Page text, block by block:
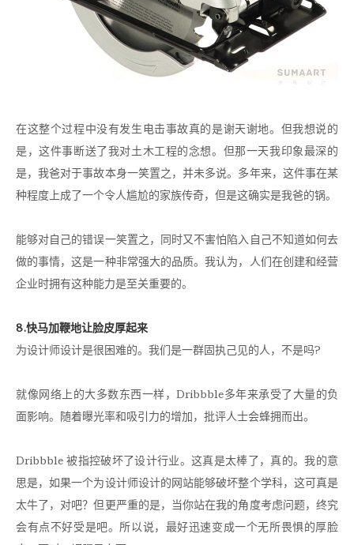
在这整个过程中没有发生电击事故真的是谢天谢地。但我想说的
是，这件事断送了我对土木工程的念想。但那一天我印象最深的
是，我爸对于事故本身一笑置之，并未多说。多年来，这件事在某
种程度上成了一个令人尴尬的家族传奇，但是这确实是我爸的锅。
能够对自己的错误一笑置之，同时又不害怕陷入自己不知道如何去
做的事情，这是一种非常强大的品质。我认为，人们在创建和经营
企业时拥有这种能力是至关重要的。
8.快马加鞭地让脸皮厚起来
为设计师设计是很困难的。我们是一群固执己见的人，不是吗?
就像网络上的大多数东西一样，Dribbble多年来承受了大量的负
面影响。随着曝光率和吸引力的增加，批评人士会蜂拥而出。
Dribbble 被指控破坏了设计行业。这真是太棒了，真的。我的意
思是，如果一个为设计师设计的网站能够破坏整个学科，这可真是
太牛了，对吧？但更严重的是，当你站在我的角度考虑问题，终究
会有点不好受是吧。所以说，最好迅速变成一个无所畏惧的厚脸